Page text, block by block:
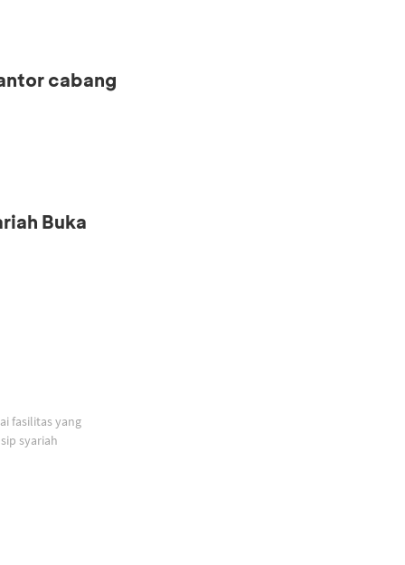
cabang
Buka
fasilitas yang
syariah